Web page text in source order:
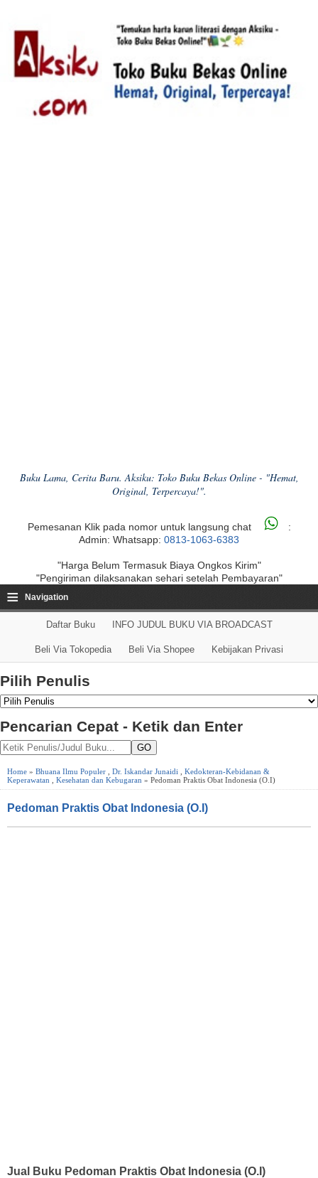
Buku Lama, Cerita Baru. Aksiku: Toko Buku Bekas Online - "Hemat,
Original, Terpercaya!".
Pemesanan Klik pada nomor untuk langsung chat
:
Admin: Whatsapp: 0813-1063-6383
"Harga Belum Termasuk Biaya Ongkos Kirim"
"Pengiriman dilaksanakan sehari setelah Pembayaran"
≡ Navigation
Daftar Buku INFO JUDUL BUKU VIA BROADCAST
Beli Via Tokopedia Beli Via Shopee Kebijakan Privasi
Pilih Penulis
Pencarian Cepat - Ketik dan Enter
GO
Home » Bhuana Ilmu Populer Dr. Iskandar Junaidi
Kedokteran-Kebidanan &
Keperawatan
Kesehatan dan Kebugaran » Pedoman Praktis Obat Indonesia (O.I)
Pedoman Praktis Obat Indonesia (O.I)
Jual Buku Pedoman Praktis Obat Indonesia (O.I)